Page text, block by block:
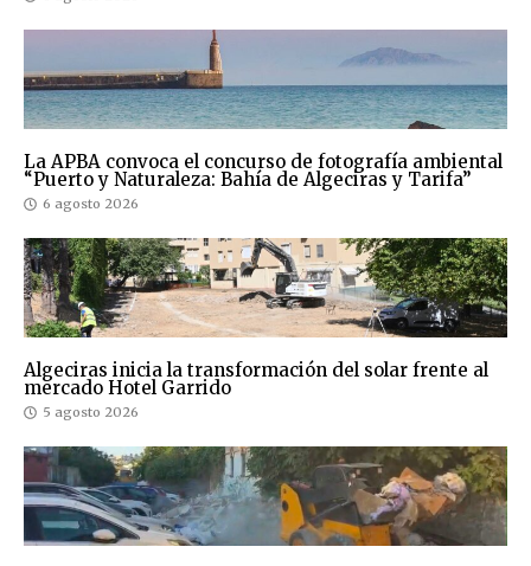
La APBA convoca el concurso de fotografía ambiental
“Puerto y Naturaleza: Bahía de Algeciras y Tarifa”
6 agosto 2026
Algeciras inicia la transformación del solar frente al
mercado Hotel Garrido
5 agosto 2026